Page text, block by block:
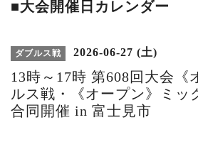
■大会開催日カレンダー
ダブルス戦 2026-06-27 (土)
13時～17時 第608回大会《
ルス戦・《オープン》ミッ
合同開催 in 富士見市